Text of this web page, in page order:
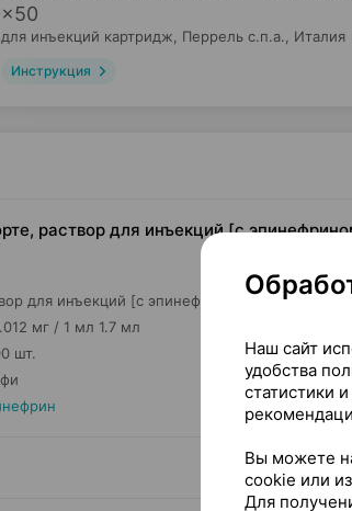
×50
для инъекций картридж, Перрель с.п.а. , Италия
Инструкция
раствор для инъекций [с
для инъекций [с эпинефрином]
мг / 1 мл 1.7 мл
шт.
Наш сайт
удобства
статистики
Вы можете
cookie или
Для